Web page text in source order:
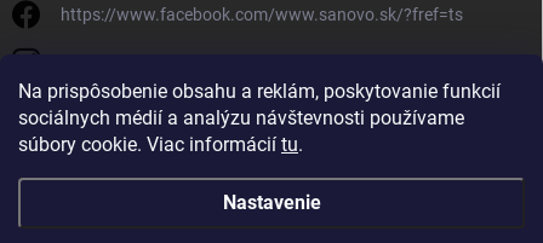
Na prispôsobenie obsahu a reklám, poskytovanie funkcií
sociálnych médií a analýzu návštevnosti používame
súbory cookie. Viac informácií tu.
Nastavenie
https://www.facebook.com/www.sanovo.sk/?fref=ts